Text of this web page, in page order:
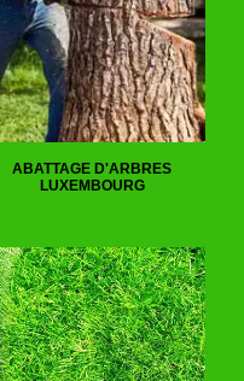
ABATTAGE D'ARBRES
LUXEMBOURG